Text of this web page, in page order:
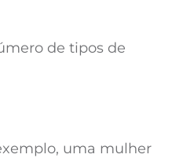
de tipos de
uma mulher